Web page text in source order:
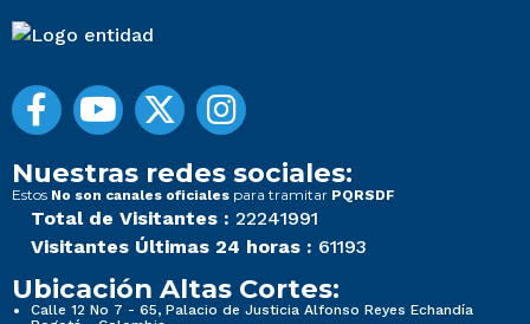
Nuestras redes sociales:
Estos No son canales oficiales para tramitar PQRSDF
Total de Visitantes : 22241991
Visitantes Últimas 24 horas : 61193
Ubicación Altas Cortes:
Calle 12 No 7 - 65, Palacio de Justicia Alfonso Reyes Echandía